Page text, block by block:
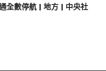
全數停航 | 地方 | 中央社